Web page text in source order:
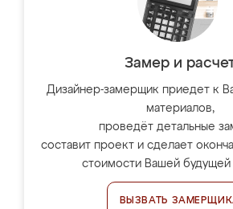
Замер и
Дизайнер-замерщик приедет к
материалов,
проведёт детальные
составит проект и сделает
стоимости Вашей
ВЫЗВАТЬ